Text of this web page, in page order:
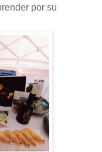
por su